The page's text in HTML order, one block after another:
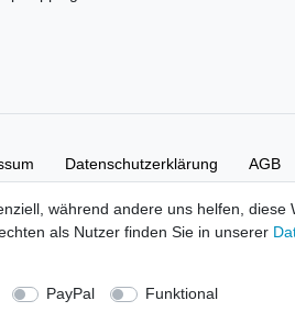
Daten­schutz­erklärung AGB
mbH.
Beschreibungen sind Eigentum
während andere uns helfen, diese
als Nutzer finden Sie in unserer
PayPal
Funktional